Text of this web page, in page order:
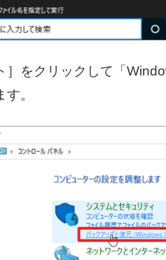
］をクリックして「
。